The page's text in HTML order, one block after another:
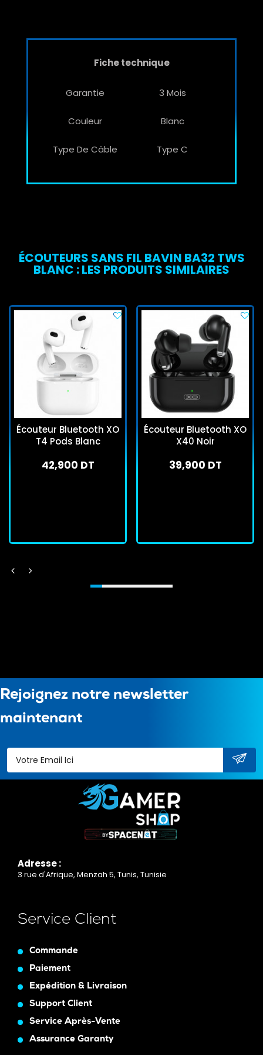
Fiche technique
Garantie 3 Mois
Couleur Blanc
Type De Câble Type C
ÉCOUTEURS SANS FIL BAVIN BA32 TWS
BLANC : LES PRODUITS SIMILAIRES
Écouteur Bluetooth XO
T4 Pods Blanc
42,900 DT
Écouteur Bluetooth XO
X40 Noir
39,900 DT
Rejoignez notre newsletter
maintenant
Adresse :
3 rue d'Afrique, Menzah 5, Tunis, Tunisie
Service Client
Commande
Paiement
Expédition & Livraison
Support Client
Service Après-Vente
Assurance Garanty